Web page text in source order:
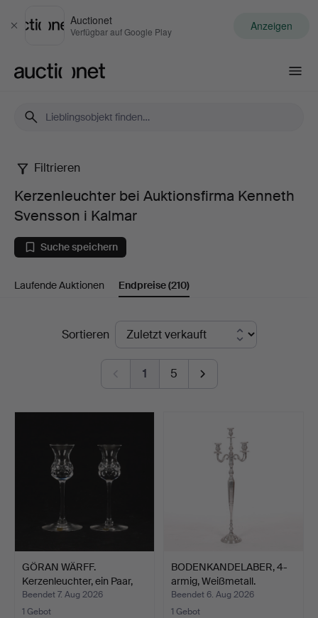
Schließen
Auctionet
Verfügbar auf Google Play Anzeigen
Kerzenleuchter
bei
Auktionsfirma
Kenneth
Filtrieren
Kerzenleuchter bei Auktionsfirma Kenneth
Svensson i Kalmar
Suche speichern
Laufende Auktionen Endpreise(210)
EndpreiseSortieren
1 5
GÖRAN WÄRFF.
Kerzenleuchter, ein Paar,
Kri…
Beendet 7. Aug 2026
1 Gebot
BODENKANDELABER, 4-
armig, Weißmetall.
Beendet 6. Aug 2026
1 Gebot